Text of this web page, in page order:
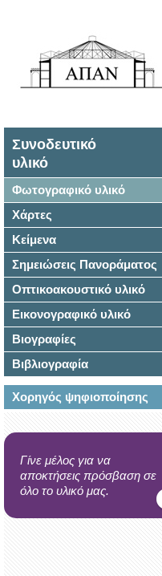
Συνοδευτικό
υλικό
Φωτογραφικό υλικό
Χάρτες
Κείμενα
Σημειώσεις Πανοράματος
Οπτικοακουστικό υλικό
Εικονογραφικό υλικό
Βιογραφίες
Βιβλιογραφία
Χορηγός ψηφιοποίησης
Γίνε μέλος για να
αποκτήσεις πρόσβαση σε
όλο το υλικό μας.